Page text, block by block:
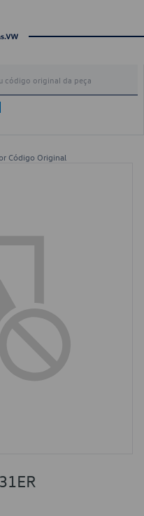
Código Original